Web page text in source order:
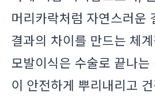
머리카락처럼 자연스러운
결과의 차이를 만드는 체
모발이식은 수술로 끝나
이 안전하게 뿌리내리고